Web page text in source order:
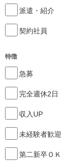
派遣・紹介
契約社員
特徴
急募
完全週休2日
収入UP
未経験者歓迎
第二新卒ＯＫ